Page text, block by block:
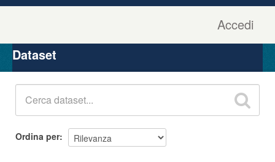
Accedi
Organizzazioni
Gruppi
Dataset
Ordina per